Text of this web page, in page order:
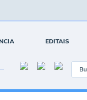
EDITAIS